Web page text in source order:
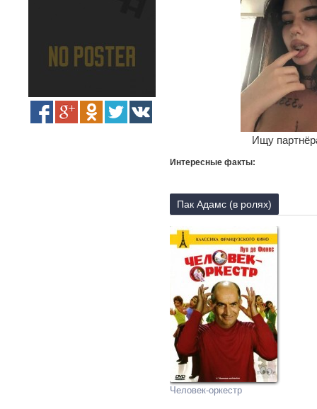
Ищу
Интересные факты:
Пак Адамс (в ролях)
Человек-оркестр